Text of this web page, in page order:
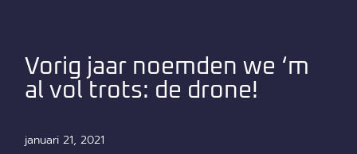
Vorig jaar noemden we ‘m
al vol trots: de drone!
januari 21, 2021